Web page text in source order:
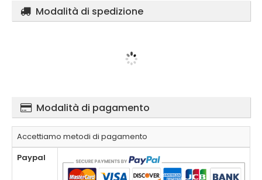
Modalità di spedizione
Modalità di pagamento
Accettiamo metodi di pagamento
Paypal